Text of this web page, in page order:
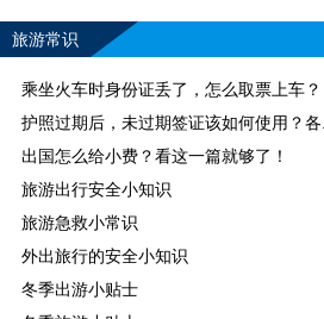
旅游常识
乘坐火车时身份证丢了，怎么取票上车？
护照过期后，未过期签证该如何使用？各..
出国怎么给小费？看这一篇就够了！
旅游出行安全小知识
旅游急救小常识
外出旅行的安全小知识
冬季出游小贴士